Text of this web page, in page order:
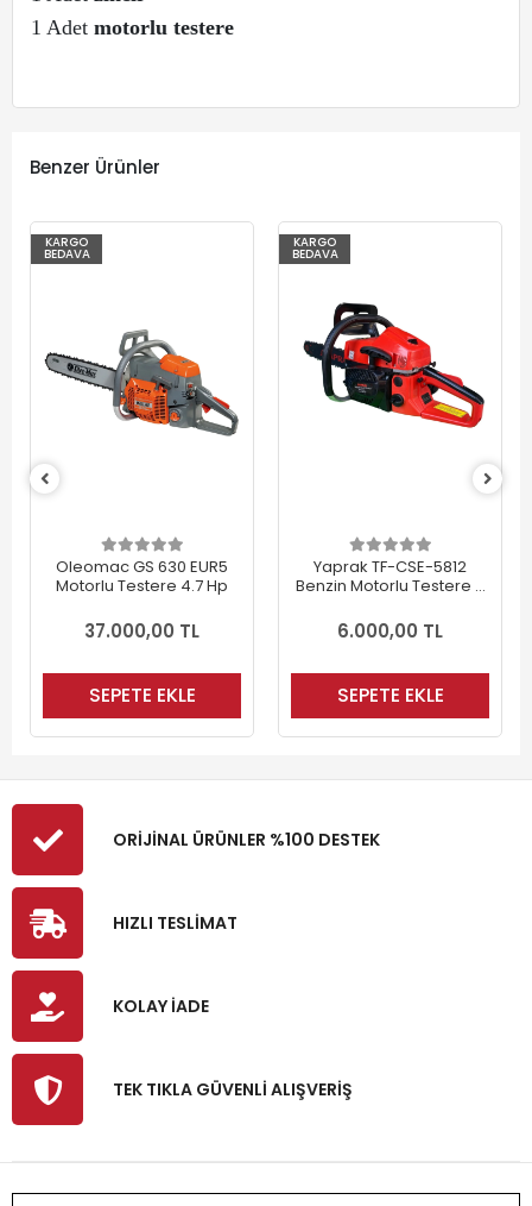
1 Adet motorlu testere
Benzer Ürünler
KARGO
BEDAVA
Oleomac GS 630 EUR5
Motorlu Testere 4.7 Hp
37.000,00 TL
SEPETE EKLE
KARGO
BEDAVA
Yaprak TF-CSE-5812
Benzin Motorlu Testere 3
6.000,00 TL
SEPETE EKLE
ORİJİNAL ÜRÜNLER %100 DESTEK
HIZLI TESLİMAT
KOLAY İADE
TEK TIKLA GÜVENLİ ALIŞVERİŞ